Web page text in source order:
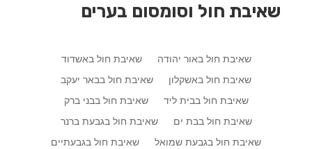
שאיבת חול וסומסום בערים
שאיבת חול באור יהודה
שאיבת חול באשדוד
שאיבת חול באשקלון
שאיבת חול בבאר יעקב
שאיבת חול בבית ליד
שאיבת חול בבני ברק
שאיבת חול בבת ים
שאיבת חול בגבעת ברנר
שאיבת חול בגבעת שמואל
שאיבת חול בגבעתיים